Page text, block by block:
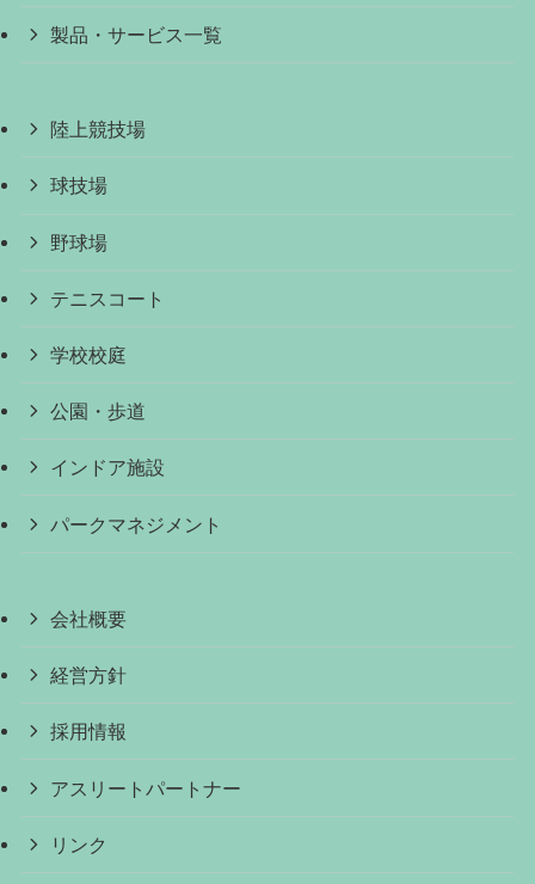
製品・サービス一覧
陸上競技場
球技場
野球場
テニスコート
学校校庭
公園・歩道
インドア施設
パークマネジメント
会社概要
経営方針
採用情報
アスリートパートナー
リンク